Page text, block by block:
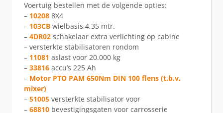
Voertuig bestellen met de volgende opties:
– 10208 8X4
– 103CB wielbasis 4,35 mtr.
– 4DR02 schakelaar extra verlichting op cabine
– versterkte stabilisatoren rondom
– 11081 aslast voor 20.000 kg
– 33816 accu’s 225 Ah
– Motor PTO PAM 650Nm DIN 100 flens (t.b.v.
mixer)
– 51005 versterkte stabilisator voor
– 68810 bevestigingsgaten voor carrosserie